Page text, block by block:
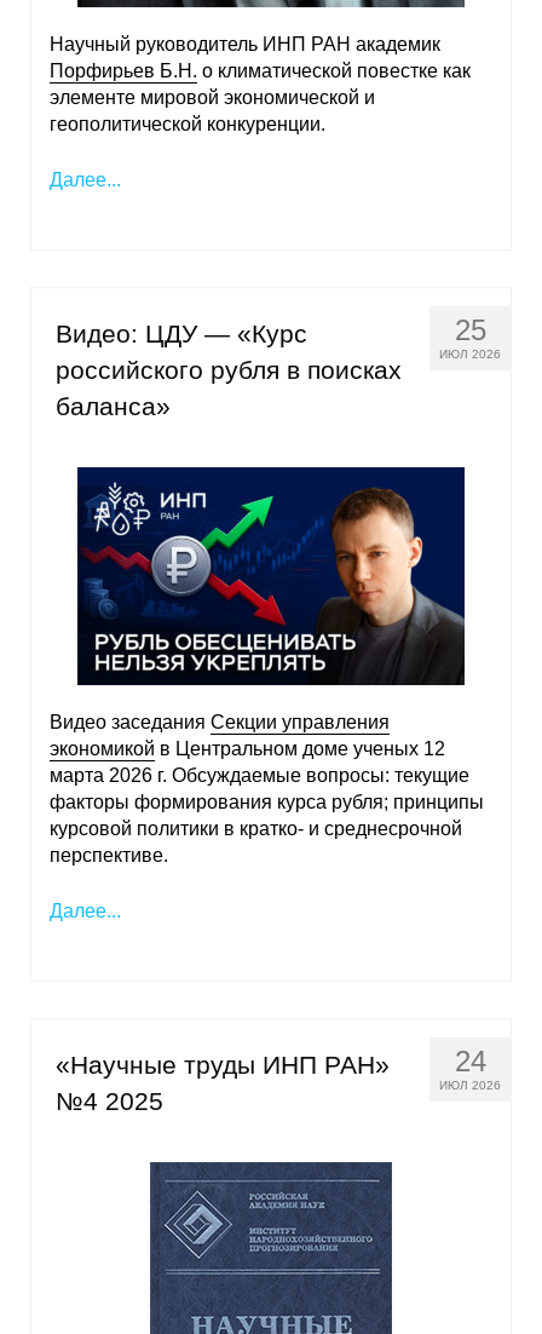
Научный руководитель ИНП РАН академик
Порфирьев Б.Н. о климатической повестке как
элементе мировой экономической и
геополитической конкуренции.
Далее...
25
ИЮЛ 2026
Видео: ЦДУ — «Курс
российского рубля в поисках
баланса»
Видео заседания Секции управления
экономикой в Центральном доме ученых 12
марта 2026 г. Обсуждаемые вопросы: текущие
факторы формирования курса рубля; принципы
курсовой политики в кратко- и среднесрочной
перспективе.
Далее...
24
ИЮЛ 2026
«Научные труды ИНП РАН»
№4 2025